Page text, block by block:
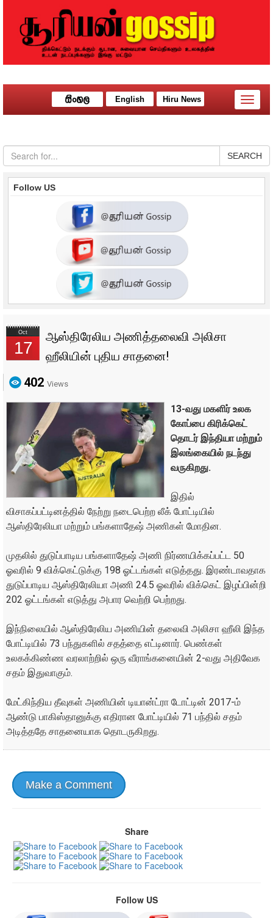
English Hiru News
Toggle
SEARCH
Follow US
Oct
17
ஆஸ்திரேலிய அணித்தலைவி அலிசா
ஹீலியின் புதிய சாதனை!
402 Views
13-வது மகளிர் உலக
கோப்பை கிரிக்கெட்
தொடர் இந்தியா மற்றும்
இலங்கையில் நடந்து
வருகிறது.
இதில்
விசாகப்பட்டினத்தில் நேற்று நடைபெற்ற லீக் போட்டியில்
ஆஸ்திரேலியா மற்றும் பங்களாதேஷ் அணிகள் மோதின.
முதலில் துடுப்பாடிய பங்களாதேஷ் அணி நிர்ணயிக்கப்பட்ட 50
ஓவரில் 9 விக்கெட்டுக்கு 198 ஓட்டங்கள் எடுத்தது. இரண்டாவதாக
துடுப்பாடிய ஆஸ்திரேலியா அணி 24.5 ஓவரில் விக்கெட் இழப்பின்றி
202 ஓட்டங்கள் எடுத்து அபார வெற்றி பெற்றது.
இந்நிலையில் ஆஸ்திரேலிய அணியின் தலைவி அலிசா ஹீலி இந்த
போட்டியில் 73 பந்துகளில் சதத்தை எட்டினார். பெண்கள்
உலகக்கிண்ண வரலாற்றில் ஒரு வீராங்கனையின் 2-வது அதிவேக
சதம் இதுவாகும்.
மேட்கிந்திய தீவுகள் அணியின் டியான்ட்ரா டோட்டின் 2017-ம்
ஆண்டு பாகிஸ்தானுக்கு எதிரான போட்டியில் 71 பந்தில் சதம்
அடித்ததே சாதனையாக தொடருகிறது.
Make a Comment
Share
Follow US